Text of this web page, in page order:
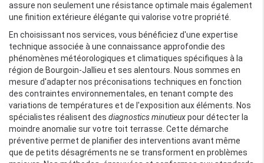
assure non seulement une résistance optimale mais également
une finition extérieure élégante qui valorise votre propriété.
En choisissant nos services, vous bénéficiez d'une expertise
technique associée à une connaissance approfondie des
phénomènes météorologiques et climatiques spécifiques à la
région de Bourgoin-Jallieu et ses alentours. Nous sommes en
mesure d'adapter nos préconisations techniques en fonction
des contraintes environnementales, en tenant compte des
variations de températures et de l'exposition aux éléments. Nos
spécialistes réalisent des diagnostics minutieuxpour détecter la
moindre anomalie sur votre toit terrasse. Cette démarche
préventive permet de planifier des interventions avant même
que de petits désagréments ne se transforment en problèmes